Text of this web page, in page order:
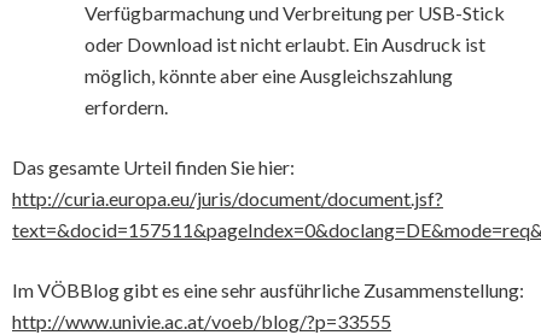
Verfügbarmachung und Verbreitung per USB-Stick
oder Download ist nicht erlaubt. Ein Ausdruck ist
möglich, könnte aber eine Ausgleichszahlung
erfordern.
Das gesamte Urteil finden Sie hier:
http://curia.europa.eu/juris/document/document.jsf?
Im VÖBBlog gibt es eine sehr ausführliche Zusammenstellung:
http://www.univie.ac.at/voeb/blog/?p=33555